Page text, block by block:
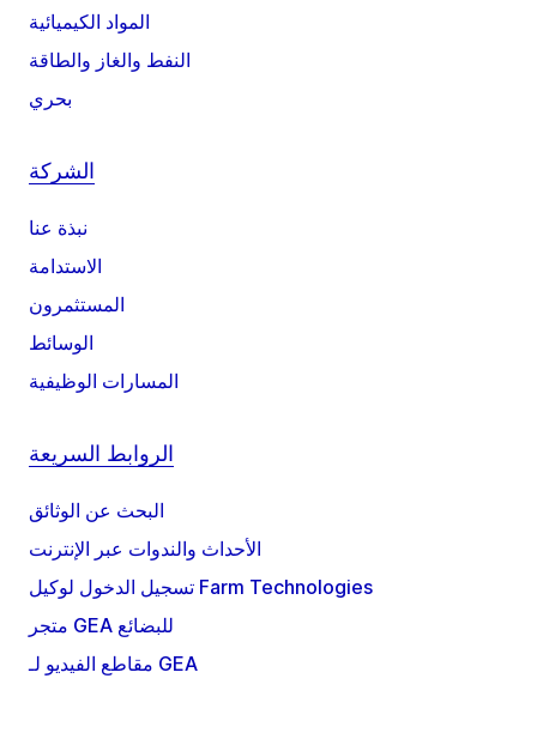
المواد الكيميائية
النفط والغاز والطاقة
بحري
الشركة
نبذة عنا
الاستدامة
المستثمرون
الوسائط
المسارات الوظيفية
الروابط السريعة
البحث عن الوثائق
الأحداث والندوات عبر الإنترنت
تسجيل الدخول لوكيل Farm Technologies
متجر GEA للبضائع
مقاطع الفيديو لـ GEA